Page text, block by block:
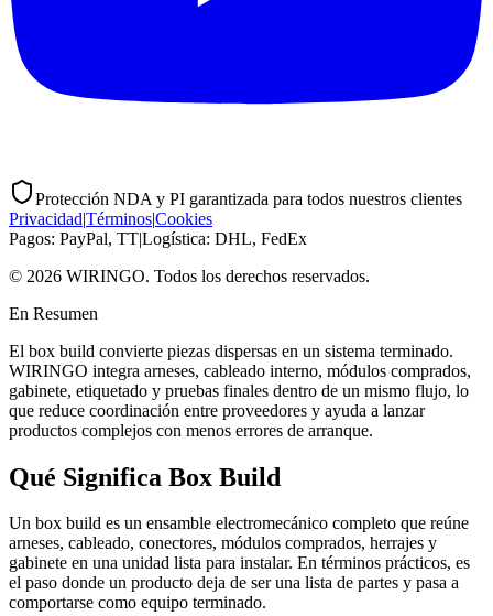
Protección NDA y PI garantizada para todos nuestros clientes
Privacidad|Términos|Cookies
Pagos: PayPal, TT|Logística: DHL, FedEx
© 2026 WIRINGO. Todos los derechos reservados.
En Resumen
El box build convierte piezas dispersas en un sistema terminado.
WIRINGO integra arneses, cableado interno, módulos comprados,
gabinete, etiquetado y pruebas finales dentro de un mismo flujo, lo
que reduce coordinación entre proveedores y ayuda a lanzar
productos complejos con menos errores de arranque.
Qué Significa Box Build
Un box build es un ensamble electromecánico completo que reúne
arneses, cableado, conectores, módulos comprados, herrajes y
gabinete en una unidad lista para instalar. En términos prácticos, es
el paso donde un producto deja de ser una lista de partes y pasa a
comportarse como equipo terminado.